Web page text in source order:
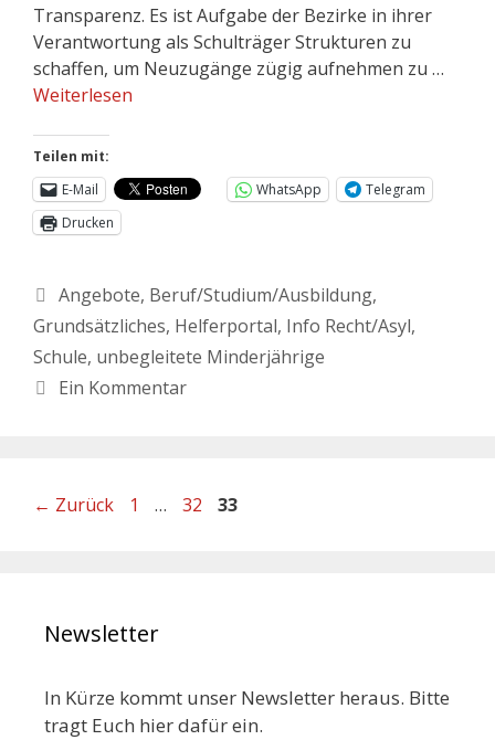
Transparenz. Es ist Aufgabe der Bezirke in ihrer
Verantwortung als Schulträger Strukturen zu
schaffen, um Neuzugänge zügig aufnehmen zu …
Weiterlesen
Teilen mit:
E-Mail
WhatsApp
Telegram
Drucken
Angebote, Beruf/Studium/Ausbildung,
Grundsätzliches, Helferportal, Info Recht/Asyl,
Schule, unbegleitete Minderjährige
Ein Kommentar
← Zurück 1 … 32 33
Newsletter
In Kürze kommt unser Newsletter heraus. Bitte
tragt Euch hier dafür ein.